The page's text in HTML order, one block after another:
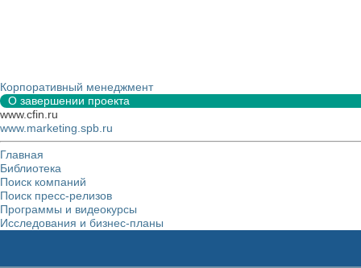
Корпоративный менеджмент
О завершении проекта
www.cfin.ru
www.marketing.spb.ru
Главная
Библиотека
Поиск компаний
Поиск пресс-релизов
Программы и видеокурсы
Исследования и бизнес-планы